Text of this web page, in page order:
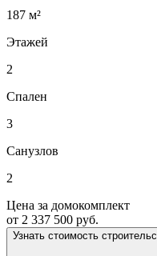
187 м²
Этажей
2
Спален
3
Санузлов
2
Цена за домокомплект
от 2 337 500 руб.
Узнать стоимость